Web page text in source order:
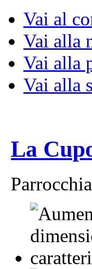
Vai al
Vai alla
Vai alla
Vai alla
La